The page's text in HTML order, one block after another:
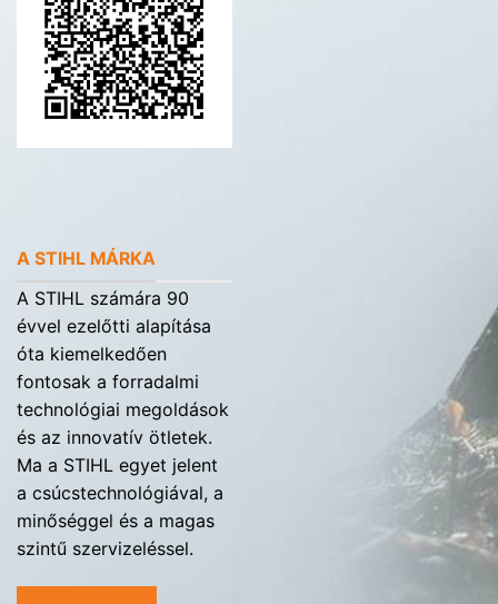
A STIHL MÁRKA
A STIHL számára 90
évvel ezelőtti alapítása
óta kiemelkedően
fontosak a forradalmi
technológiai megoldások
és az innovatív ötletek.
Ma a STIHL egyet jelent
a csúcstechnológiával, a
minőséggel és a magas
szintű szervizeléssel.